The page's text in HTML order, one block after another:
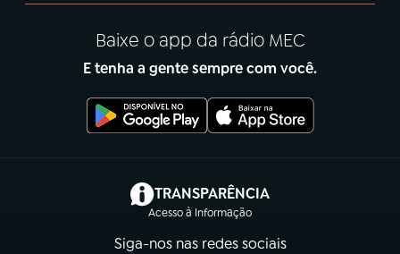
Baixe o app da rádio MEC
E tenha a gente sempre com você.
TRANSPARÊNCIA
Acesso à Informação
(abre em nova aba)
Siga-nos nas redes sociais